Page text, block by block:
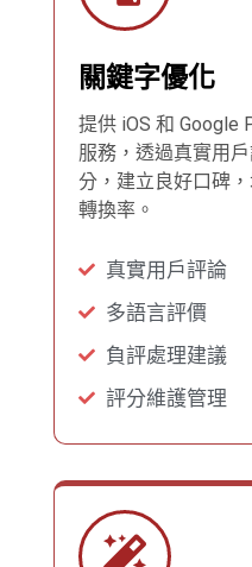
關鍵字優化
提供 iOS 和 Google
服務，透過真實用
分，建立良好口碑
轉換率。
真實用戶評論
多語言評價
負評處理建議
評分維護管理